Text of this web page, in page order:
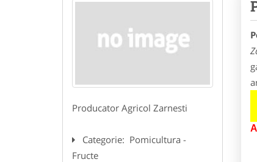
Producator Agricol Zarnesti
Categorie: Pomicultura -
Fructe